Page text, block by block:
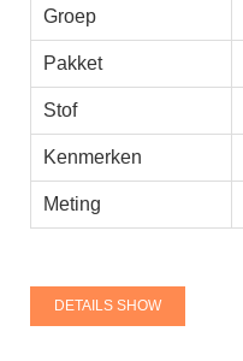
Groep
Pakket
Stof
Kenmerken
Meting
DETAILS SHOW